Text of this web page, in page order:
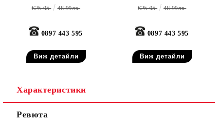
€25.05 48.99лв.
0897 443 595
Виж детайли
€25.05 48.99лв.
0897 443 595
Виж детайли
Характеристики
Ревюта